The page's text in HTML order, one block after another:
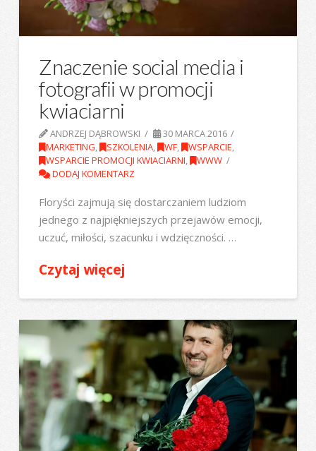
Znaczenie social media i
fotografii w promocji
kwiaciarni
ANDRZEJ DĄBROWSKI
30 MARCA 2016
MARKETING, SZKOLENIA, WF, WSPARCIE,
WSPARCIE PROMOCJI KWIACIARNI, WWW
DODAJ KOMENTARZ
Floryści zajmują się dostarczaniem ludziom
jednego z najpiękniejszych przejawów emocji,
uczuć, miłości, szacunku i wdzięczności. …
Czytaj więcej